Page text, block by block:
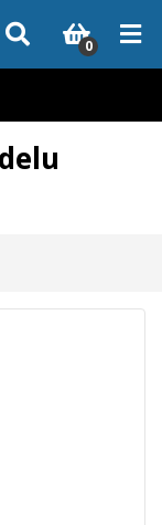
nejsou skladem,
0